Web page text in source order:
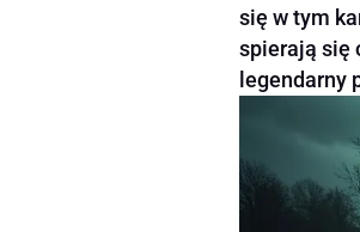
się w tym
spierają się
legendarny